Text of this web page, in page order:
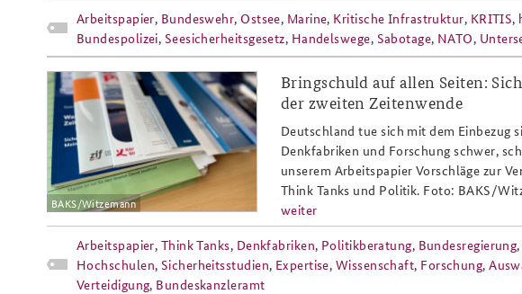
Arbeitspapier, Bundeswehr, Ostsee, Marine, Kritische Infrastruktur, KRITIS,
Bundespolizei, Seesicherheitsgesetz, Handelswege, Sabotage, NATO,
arbeitspapier_2-
2025_slider_808x486.png
BAKS/Witzemann
Bringschuld auf allen Seiten:
der zweiten Zeitenwende
Deutschland tue sich mit dem Einbezug
Denkfabriken und Forschung schwer,
unserem Arbeitspapier Vorschläge zur
Think Tanks und Politik. Foto: BAKS/
weiter
Arbeitspapier, Think Tanks, Denkfabriken, Politikberatung, Bundesregierung,
Hochschulen, Sicherheitsstudien, Expertise, Wissenschaft, Forschung,
Verteidigung, Bundeskanzleramt